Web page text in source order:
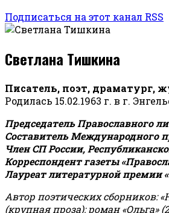
Подписаться на этот канал RSS
Светлана Тишкина
Писатель, поэт, драматург,
Родилась 15.02.1963 г. в г.
Председатель Православного
Составитель Международного
Член СП России,
Корреспондент газеты
Лауреат литературной премии
Автор поэтических сборников:
(крупная проза): роман «Ольга»